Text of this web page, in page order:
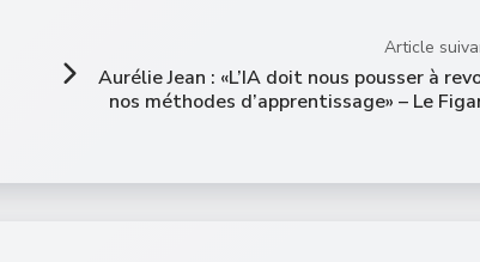
Article
Aurélie Jean : «L’IA doit nous pousser à
nos méthodes d’apprentissage» – Le